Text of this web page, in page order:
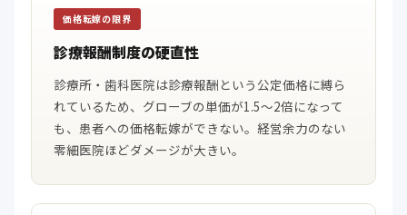
価格転嫁の限界
診療報酬制度の硬直性
診療所・歯科医院は診療報酬という公定価格に縛ら
れているため、グローブの単価が1.5〜2倍になって
も、患者への価格転嫁ができない。経営余力のない
零細医院ほどダメージが大きい。